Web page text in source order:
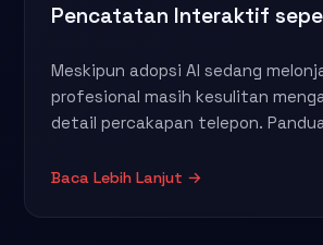
Pencatatan Interaktif
Meskipun adopsi AI sedang
profesional masih kesulitan
detail percakapan telepon.
Baca Lebih Lanjut →